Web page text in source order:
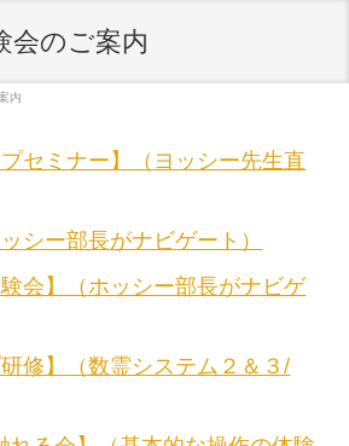
会のご案内
内
プセミナー】（ヨッシー先生直
シー部長がナビゲート）
験会】（ホッシー部長がナビゲ
研修】（数霊システム２＆３/